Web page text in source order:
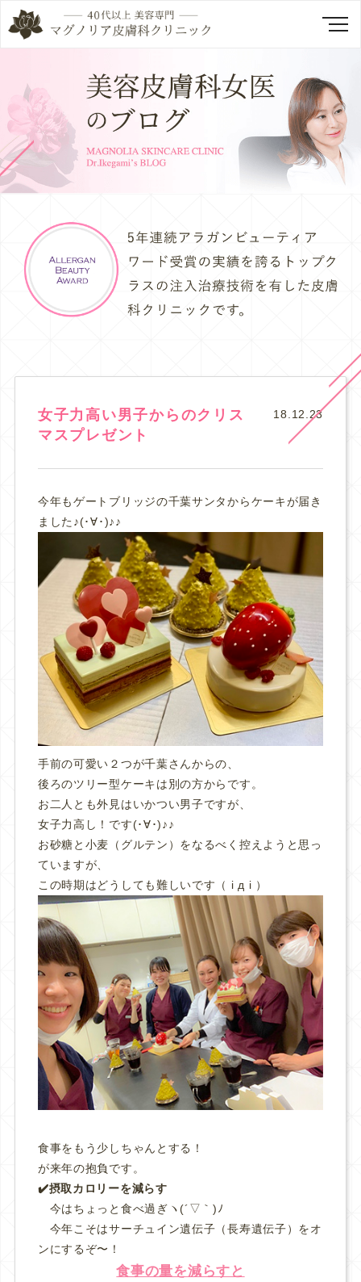
女子力高い男子からのクリス
マスプレゼント
18.12.23
今年もゲートブリッジの千葉サンタからケーキが届き
ました♪(･∀･)♪♪
手前の可愛い２つが千葉さんからの、
後ろのツリー型ケーキは別の方からです。
お二人とも外見はいかつい男子ですが、
女子力高し！です(･∀･)♪♪
お砂糖と小麦（グルテン）をなるべく控えようと思っ
ていますが、
この時期はどうしても難しいです（ i д i ）
食事をもう少しちゃんとする！
が来年の抱負です。
✔️摂取カロリーを減らす
今はちょっと食べ過ぎヽ(´▽｀)ﾉ
今年こそはサーチュイン遺伝子（長寿遺伝子）をオ
ンにするぞ〜！
食事の量を減らすと